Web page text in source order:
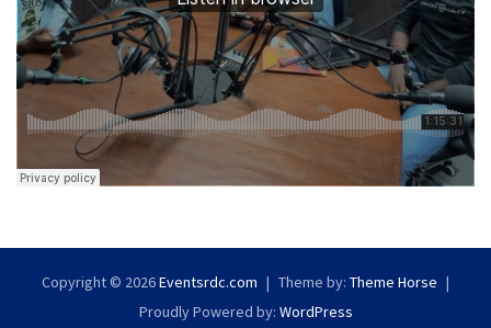
Copyright © 2026Eventsrdc.com Theme by: Theme Horse
Proudly Powered by: WordPress